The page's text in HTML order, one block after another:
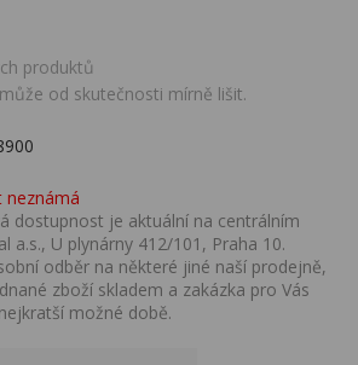
produktů
od skutečnosti mírně lišit.
neznámá
dostupnost je aktuální na centrálním
a.s., U plynárny 412/101, Praha 10.
odběr na některé jiné naší prodejně,
zboží skladem a zakázka pro Vás
možné době.